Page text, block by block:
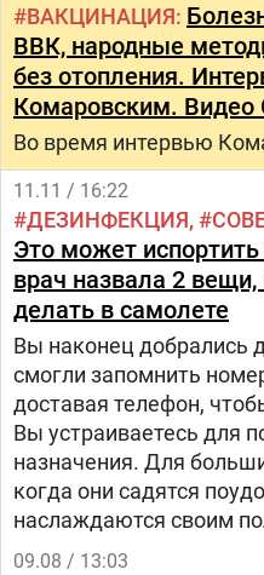
ВАКЦИНАЦИЯ
ВВК, народные
без отопления.
Комаровским. Видео
Во время интервью
11.11 / 16:22
ДЕЗИНФЕКЦИЯ
Это может
врач назвала 2
делать в самолете
Вы наконец добрались
смогли запомнить
доставая телефон,
Вы устраиваетесь для
назначения. Для
когда они садятся
наслаждаются своим
09.08 / 13:03